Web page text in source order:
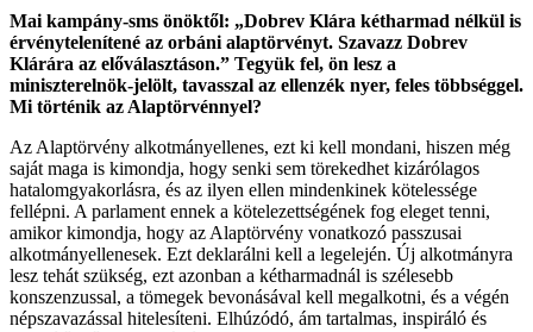
Mai kampány-sms önöktől: „Dobrev Klára kétharmad nélkül is
érvénytelenítené az orbáni alaptörvényt. Szavazz Dobrev
Klárára az előválasztáson.” Tegyük fel, ön lesz a
miniszterelnök-jelölt, tavasszal az ellenzék nyer, feles többséggel.
Mi történik az Alaptörvénnyel?
Az Alaptörvény alkotmányellenes, ezt ki kell mondani, hiszen még
saját maga is kimondja, hogy senki sem törekedhet kizárólagos
hatalomgyakorlásra, és az ilyen ellen mindenkinek kötelessége
fellépni. A parlament ennek a kötelezettségének fog eleget tenni,
amikor kimondja, hogy az Alaptörvény vonatkozó passzusai
alkotmányellenesek. Ezt deklarálni kell a legelején. Új alkotmányra
lesz tehát szükség, ezt azonban a kétharmadnál is szélesebb
konszenzussal, a tömegek bevonásával kell megalkotni, és a végén
népszavazással hitelesíteni. Elhúzódó, ám tartalmas, inspiráló és